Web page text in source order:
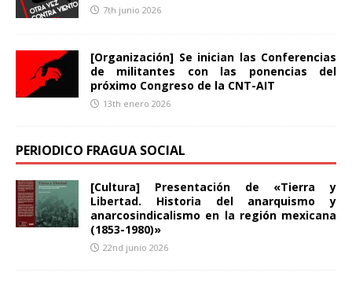
7th junio 2026
[Organización] Se inician las Conferencias
de militantes con las ponencias del
próximo Congreso de la CNT-AIT
13th enero 2026
PERIODICO FRAGUA SOCIAL
[Cultura] Presentación de «Tierra y
Libertad. Historia del anarquismo y
anarcosindicalismo en la región mexicana
(1853-1980)»
22nd junio 2026